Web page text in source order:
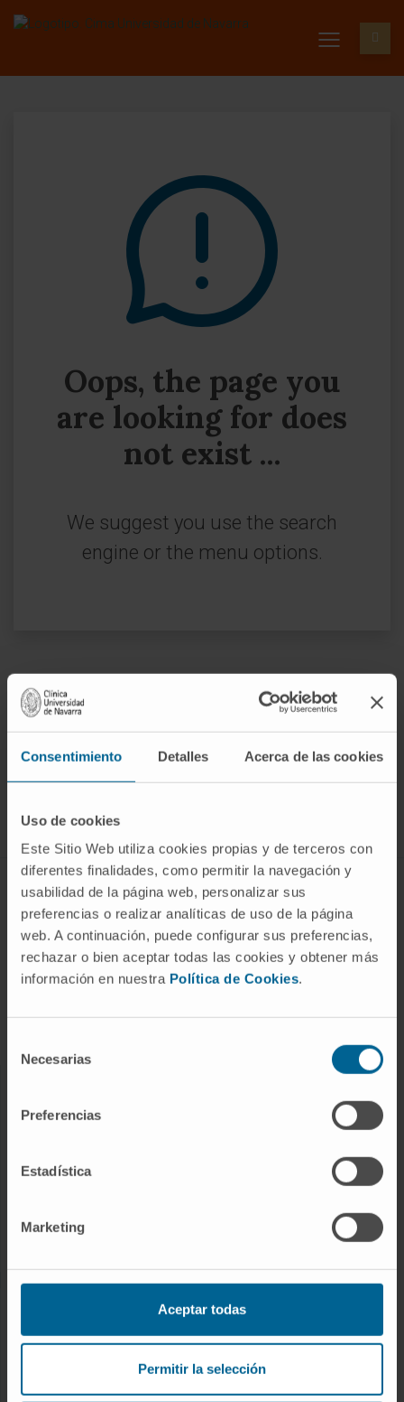
Consentimiento Detalles Acerca de las cookies
Uso de cookies
Este Sitio Web utiliza cookies propias y de terceros con
diferentes finalidades, como permitir la navegación y
usabilidad de la página web, personalizar sus
preferencias o realizar analíticas de uso de la página
web. A continuación, puede configurar sus preferencias,
rechazar o bien aceptar todas las cookies y obtener más
información en nuestra Política de Cookies.
Necesarias
Preferencias
Estadística
Marketing
Aceptar todas
Permitir la selección
Oops, the page you
are looking for does
not exist ...
We suggest you use the search
engine or the menu options.
ABOUT CIMA
Who we are
Research Center of the Clinica
Campus of the Universidad de Navarra
Our Researchers
Technology platforms